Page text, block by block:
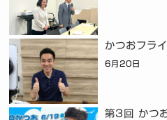
かつおフラ
6月20日
第3回 かつ